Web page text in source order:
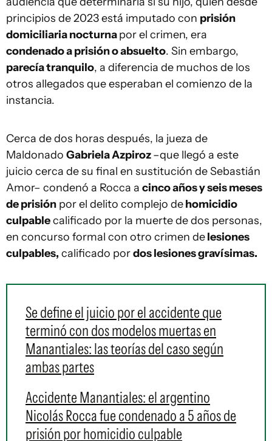
principios de 2023 está imputado con prisión
domiciliaria nocturnapor el crimen, era
condenado a prisión o absuelto. Sin embargo,
parecía tranquilo, a diferencia de muchos de los
otros allegados que esperaban el comienzo de la
instancia.
Cerca de dos horas después, la jueza de
Maldonado Gabriela Azpiroz–que llegó a este
juicio cerca de su final en sustitución de Sebastián
Amor– condenó a Rocca a cinco años y seis meses
de prisión por el delito complejo dehomicidio
culpablecalificado por la muerte de dos personas,
en concurso formal con otro crimen delesiones
culpables, calificado pordos lesiones gravísimas.
Se define el juicio por el accidente que
terminó con dos modelos muertas en
Manantiales: las teorías del caso según
ambas partes
Accidente Manantiales: el argentino
Nicolás Rocca fue condenado a 5 años de
prisión por homicidio culpable